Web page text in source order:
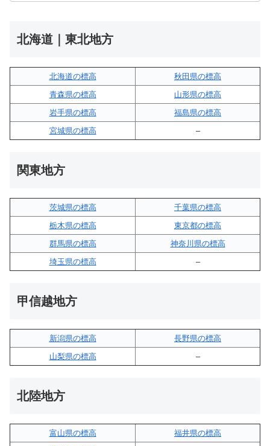
北海道｜東北地方
北海道の標高
秋田県の標高
青森県の標高
山形県の標高
岩手県の標高
福島県の標高
宮城県の標高
–
関東地方
茨城県の標高
千葉県の標高
栃木県の標高
東京都の標高
群馬県の標高
神奈川県の標高
埼玉県の標高
–
甲信越地方
新潟県の標高
長野県の標高
山梨県の標高
–
北陸地方
富山県の標高
福井県の標高